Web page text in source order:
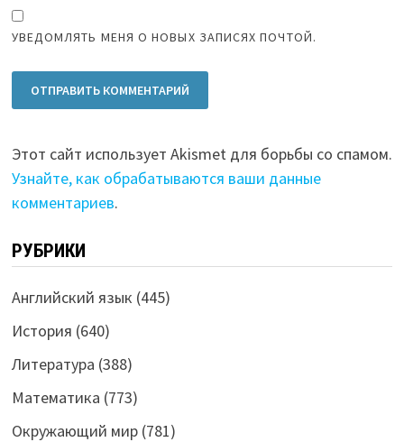
УВЕДОМЛЯТЬ МЕНЯ О НОВЫХ ЗАПИСЯХ ПОЧТОЙ.
Этот сайт использует Akismet для борьбы со спамом.
Узнайте, как обрабатываются ваши данные
комментариев.
РУБРИКИ
Английский язык (445)
История (640)
Литература (388)
Математика (773)
Окружающий мир(781)